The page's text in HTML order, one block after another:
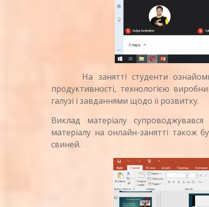
На занятті студенти
продуктивності, технологією
галузі і завданнями щодо її розвитку.
Виклад матеріалу
матеріалу на онлайн-занятті також
свиней.